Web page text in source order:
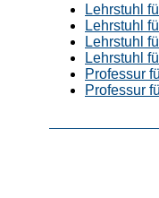
Lehrstuhl
Lehrstuhl
Lehrstuhl
Lehrstuhl
Professur
Professur